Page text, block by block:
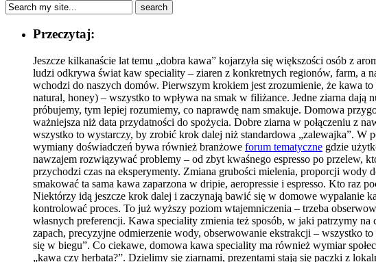
Przeczytaj:
Jeszcze kilkanaście lat temu „dobra kawa” kojarzyła się większości osób z
ludzi odkrywa świat kaw speciality – ziaren z konkretnych regionów, farm, a
wchodzi do naszych domów. Pierwszym krokiem jest zrozumienie, że kawa
natural, honey) – wszystko to wpływa na smak w filiżance. Jedne ziarna
próbujemy, tym lepiej rozumiemy, co naprawdę nam smakuje. Domowa
ważniejsza niż data przydatności do spożycia. Dobre ziarna w połączeniu z
wszystko to wystarczy, by zrobić krok dalej niż standardowa „zalewajka”.
wymiany doświadczeń bywa również branżowe forum tematyczne gdzie
nawzajem rozwiązywać problemy – od zbyt kwaśnego espresso po przelew,
przychodzi czas na eksperymenty. Zmiana grubości mielenia, proporcji wody
smakować ta sama kawa zaparzona w dripie, aeropressie i espresso. Kto raz
Niektórzy idą jeszcze krok dalej i zaczynają bawić się w domowe wypalanie
kontrolować proces. To już wyższy poziom wtajemniczenia – trzeba
własnych preferencji. Kawa speciality zmienia też sposób, w jaki patrzymy
zapach, precyzyjne odmierzenie wody, obserwowanie ekstrakcji – wszystko
się w biegu”. Co ciekawe, domowa kawa speciality ma również wymiar
„kawa czy herbata?”. Dzielimy się ziarnami, prezentami stają się paczki z